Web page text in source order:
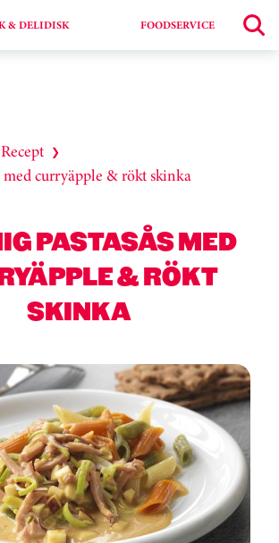
& DELIDISK FOODSERVICE
Recept ❯
med curryäpple & rökt skinka
PASTASÅS MED
& RÖKT
SKINKA